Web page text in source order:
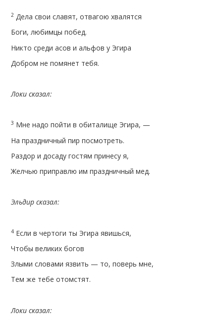
2 Дела свои славят, отвагою хвалятся
Боги, любимцы побед.
Никто среди асов и альфов у Эгира
Добром не помянет тебя.
Локи сказал:
3 Мне надо пойти в обиталище Эгира, —
На праздничный пир посмотреть.
Раздор и досаду гостям принесу я,
Желчью приправлю им праздничный мед.
Эльдир сказал:
4 Если в чертоги ты Эгира явишься,
Чтобы великих богов
Злыми словами язвить — то, поверь мне,
Тем же тебе отомстят.
Локи сказал: